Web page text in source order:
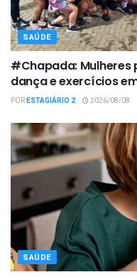
SAÚDE
#Chapada:
dança e exercícios
PORESTAGIÁRIO 2 2026/08/08
SAÚDE